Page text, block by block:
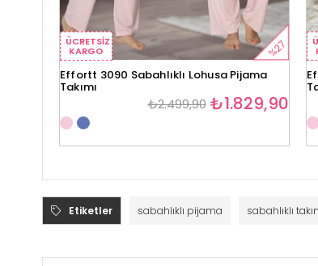
ÜCRETSIZ
KARGO %27
Effortt 3090 Sabahlıklı Lohusa Pijama
Takımı
₺1.829,90
₺2.499,90
Etiketler sabahlıklı pijama sabahlıklı